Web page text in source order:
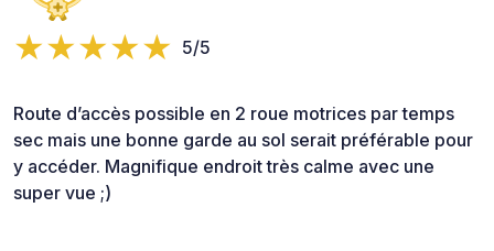
5/5
Route d’accès possible en 2 roue motrices par temps
sec mais une bonne garde au sol serait préférable pour
y accéder. Magnifique endroit très calme avec une
super vue ;)